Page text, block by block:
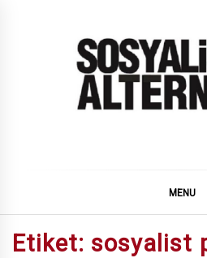
MENU
Etiket: sosyalist